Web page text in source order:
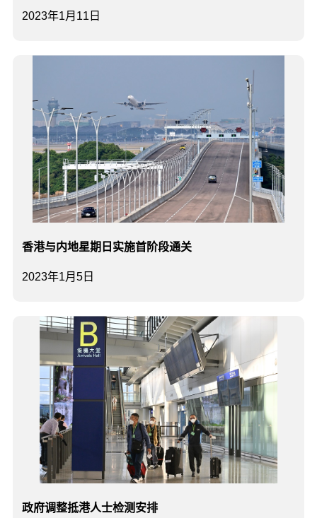
2023年1月11日
2023年1月5日
香港与内地星期日实施首阶段通关
政府调整抵港人士检测安排